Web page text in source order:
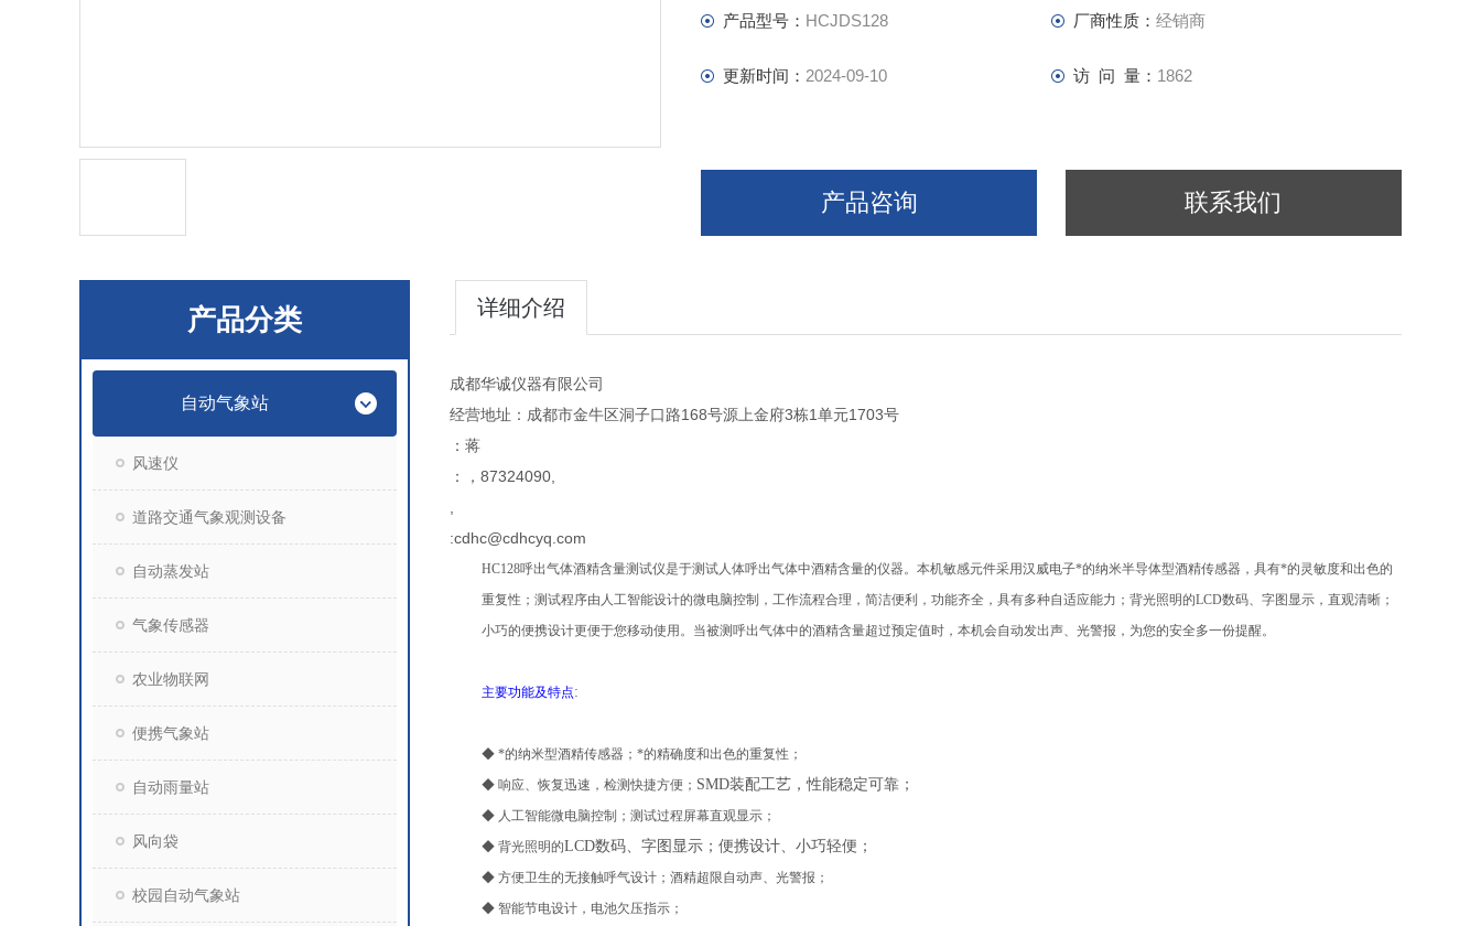
产品型号： HCJDS128 厂商性质： 经销商
更新时间： 2024-09-10 访 问 量： 1862
产品咨询 联系我们
产品分类
自动气象站
风速仪
道路交通气象观测设备
自动蒸发站
气象传感器
农业物联网
便携气象站
自动雨量站
风向袋
校园自动气象站
详细介绍
成都华诚仪器有限公司
经营地址：成都市金牛区洞子口路168号源上金府3栋1单元1703号
：蒋
：，87324090,
:cdhc@cdhcyq.com
HC128呼出气体酒精含量测试仪是于测试人体呼出气体中酒精含量的仪器。本机敏感元件采用汉威电子*的纳米半导体型酒精传感器，具有*的灵敏度和出色的
重复性；测试程序由人工智能设计的微电脑控制，工作流程合理，简洁便利，功能齐全，具有多种自适应能力；背光照明的LCD数码、字图显示，直观清晰；
小巧的便携设计更便于您移动使用。当被测呼出气体中的酒精含量超过预定值时，本机会自动发出声、光警报，为您的安全多一份提醒。
主要功能及特点:
◆ *的纳米型酒精传感器；*的精确度和出色的重复性；
◆ 响应、恢复迅速，检测快捷方便； SMD装配工艺，性能稳定可靠；
◆ 人工智能微电脑控制；测试过程屏幕直观显示；
◆ 背光照明的LCD数码、字图显示；便携设计、小巧轻便；
◆ 方便卫生的无接触呼气设计；酒精超限自动声、光警报；
◆ 智能节电设计，电池欠压指示；